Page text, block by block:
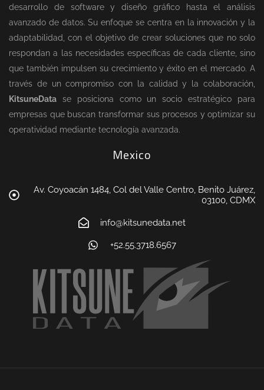
desarrollo de software y diseño gráfico hasta el análisis
avanzado de datos. Su enfoque se centra en la innovación y la
adaptabilidad, con el objetivo de crear soluciones que no solo
respondan a las necesidades específicas de cada cliente, sino
que también impulsen su crecimiento y éxito en el mercado. A
través de un compromiso con la calidad y la colaboración,
KitsuneData se posiciona como un socio estratégico para
empresas que buscan transformar sus procesos y optimizar su
operatividad mediante tecnología avanzada.
Mexico
Av. Coyoacán 1484, Col del Valle Centro, Benito Juárez,
03100, CDMX
info@kitsunedata.net
+52.55.3718.6567